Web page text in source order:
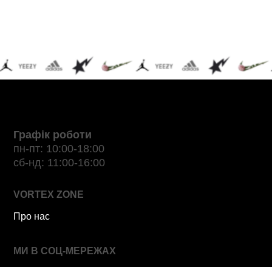
Графік роботи
пн-пт: 10:00-18:00
сб-нд: 11:00-16:00
VORTEX ZONE
Про нас
МИ В СОЦ-МЕРЕЖАХ